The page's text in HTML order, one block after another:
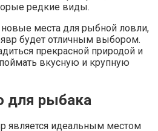
редкие виды.
места для рыбной ловли,
будет отличным выбором.
прекрасной природой и
вкусную и крупную
для рыбака
является идеальным местом